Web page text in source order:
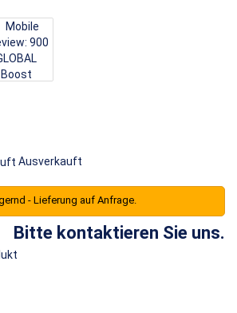
Ausverkauft
- Lieferung auf Anfrage.
Bitte kontaktieren Sie uns.